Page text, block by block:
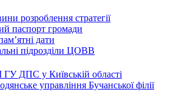
розроблення стратегії
паспорт громади
дати
підрозділи ЦОВВ
ГУ ДПС у Київській області
управління Бучанської філії